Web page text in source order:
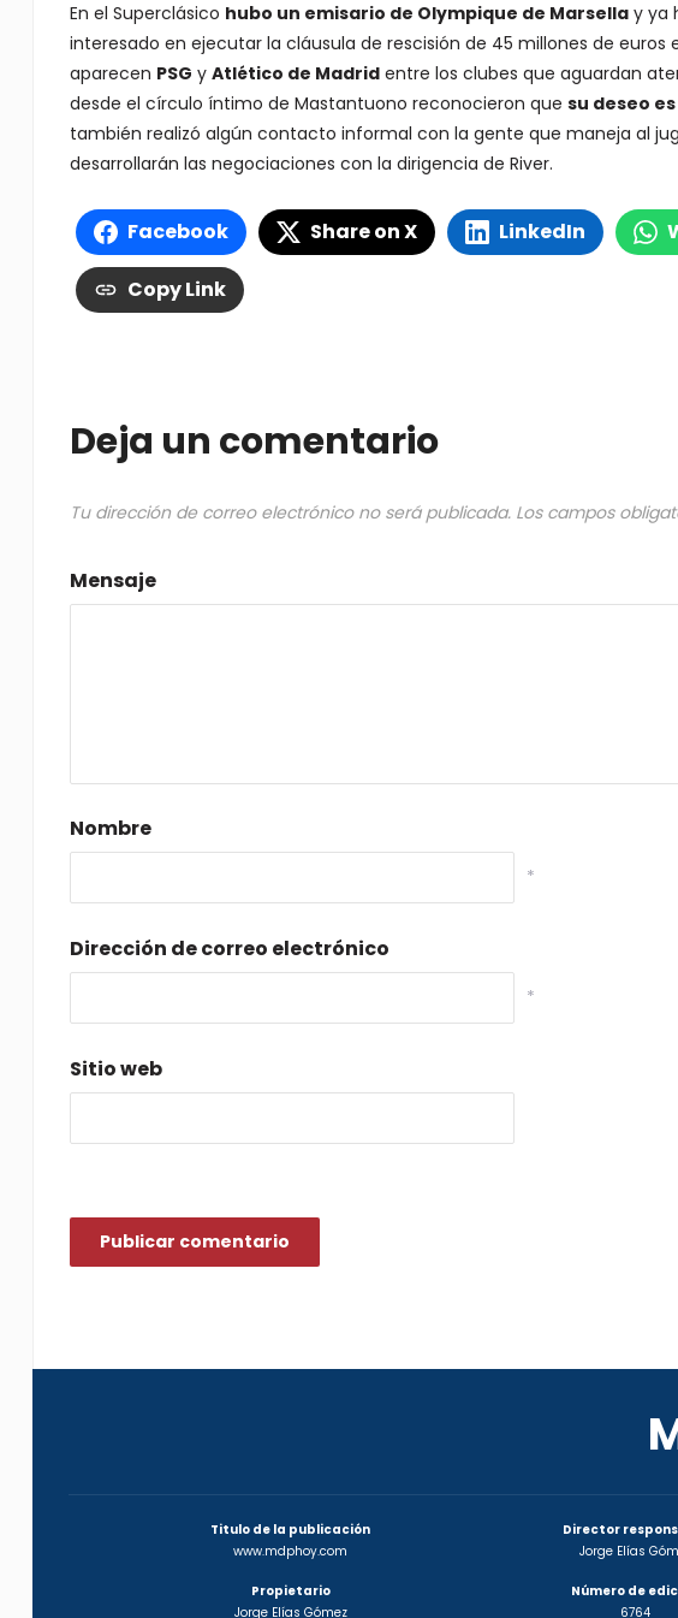
En el Superclásico hubo un emisario de Olympique de Marsellay ya
interesado en ejecutar la cláusula de rescisión de 45 millones de euros
aparecen PSG y Atlético de Madridentre los clubes que aguardan
desde el círculo íntimo de Mastantuono reconocieron que su deseo
también realizó algún contacto informal con la gente que maneja al
desarrollarán las negociaciones con la dirigencia de River.
Facebook Share on X LinkedIn
Copy Link
Deja un comentario
Tu dirección de correo electrónico no será publicada. Los campos
Mensaje
Nombre
*
Dirección de correo electrónico
*
Sitio web
Titulo de la publicación
www.mdphoy.com
Propietario
Jorge Elías Gómez
Director
Jorge Elías
Número de
6764